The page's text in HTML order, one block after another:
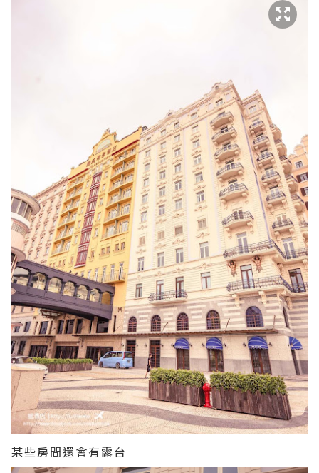
某些房間還會有露台